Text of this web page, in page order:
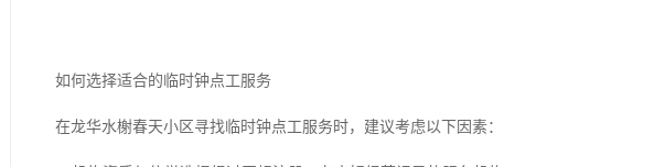
如何选择适合的临时钟点工服务
在龙华水榭春天小区寻找临时钟点工服务时，建议考虑以下因素：